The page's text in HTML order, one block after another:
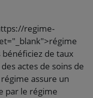
regime-
bénéficiez de taux
actes de soins de
assure un
par le régime